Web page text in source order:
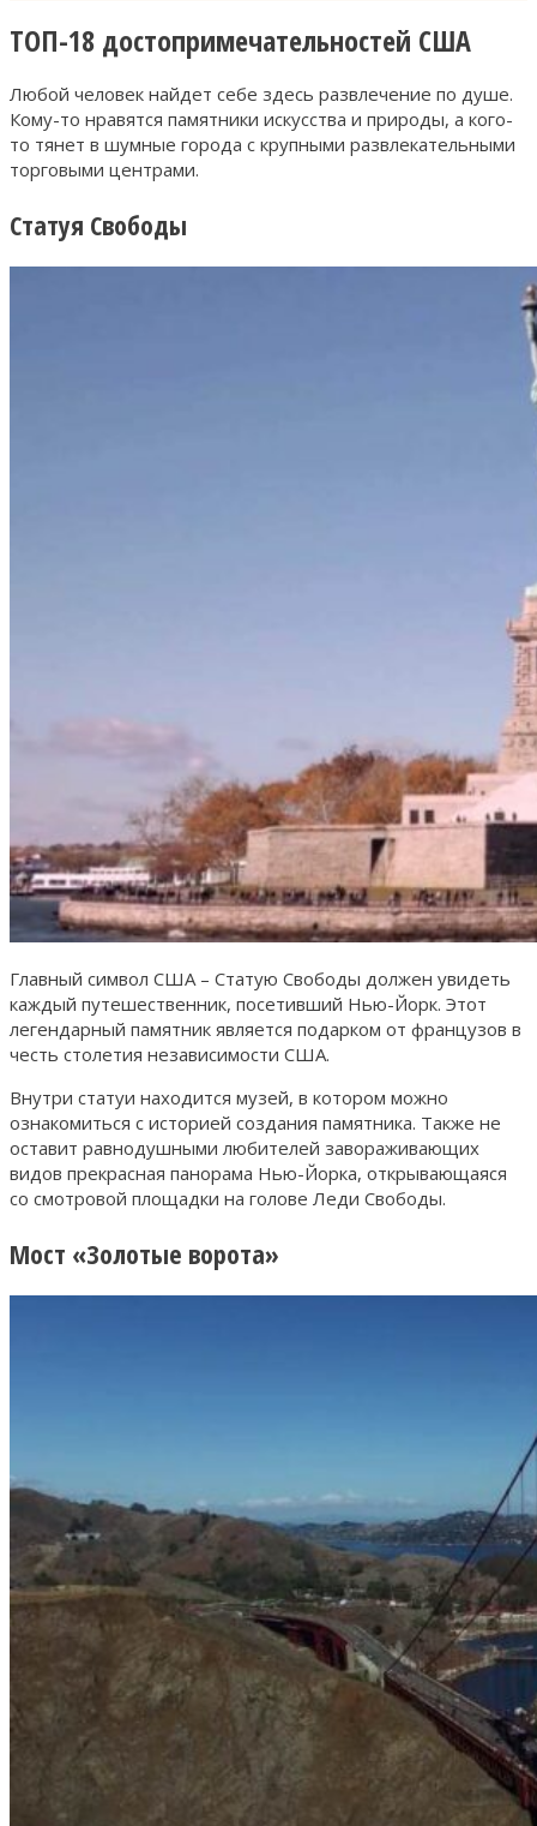
ТОП-18 достопримечательностей США
Любой человек найдет себе здесь развлечение по душе.
Кому-то нравятся памятники искусства и природы, а кого-
то тянет в шумные города с крупными развлекательными
торговыми центрами.
Статуя Свободы
Главный символ США – Статую Свободы должен увидеть
каждый путешественник, посетивший Нью-Йорк. Этот
легендарный памятник является подарком от французов в
честь столетия независимости США.
Внутри статуи находится музей, в котором можно
ознакомиться с историей создания памятника. Также не
оставит равнодушными любителей завораживающих
видов прекрасная панорама Нью-Йорка, открывающаяся
со смотровой площадки на голове Леди Свободы.
Мост «Золотые ворота»